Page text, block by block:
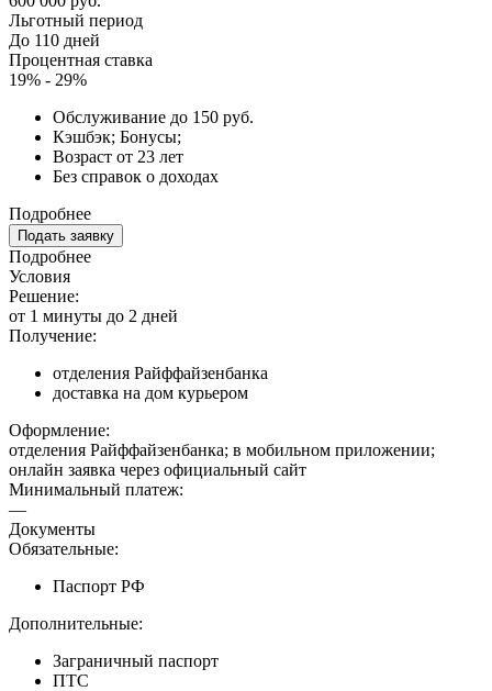
Льготный период
До 110 дней
Процентная ставка
19% - 29%
Обслуживание до 150 руб.
Кэшбэк; Бонусы;
Возраст от 23 лет
Без справок о доходах
Подробнее
Подать заявку
Подробнее
Условия
Решение:
от 1 минуты до 2 дней
Получение:
отделения Райффайзенбанка
доставка на дом курьером
Оформление:
отделения Райффайзенбанка; в мобильном приложении;
онлайн заявка через официальный сайт
Минимальный платеж:
—
Документы
Обязательные:
Паспорт РФ
Дополнительные:
Заграничный паспорт
ПТС